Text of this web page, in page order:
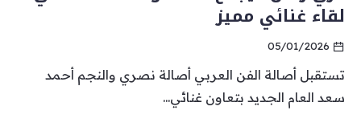
لقاء غنائي مميز
05/01/2026
تستقبل أصالة الفن العربي أصالة نصري والنجم أحمد
سعد العام الجديد بتعاون غنائي...